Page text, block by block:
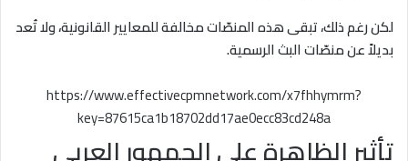
لكن رغم ذلك، تبقى هذه المنصّات مخالفة للمعايير القانونية، ولا تُعد
بديلاً عن منصّات البث الرسمية.
https://www.effectivecpmnetwork.com/x7fhhymrm?
key=87615ca1b18702dd17ae0ecc83cd248a
تأثير الظاهرة على الجمهور العربي